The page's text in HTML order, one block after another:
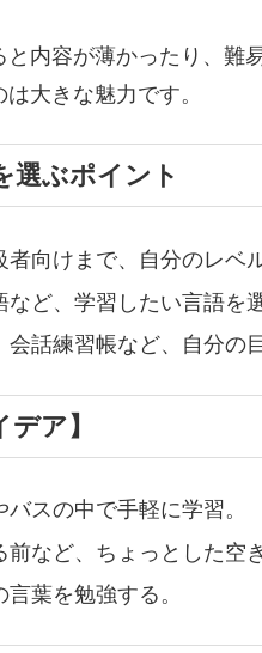
内容が薄かったり、難
大きな魅力です。
選ぶポイント
向けまで、自分のレベ
ど、学習したい言語を選
話練習帳など、自分の
ア】
バスの中で手軽に学習。
など、ちょっとした空
葉を勉強する。